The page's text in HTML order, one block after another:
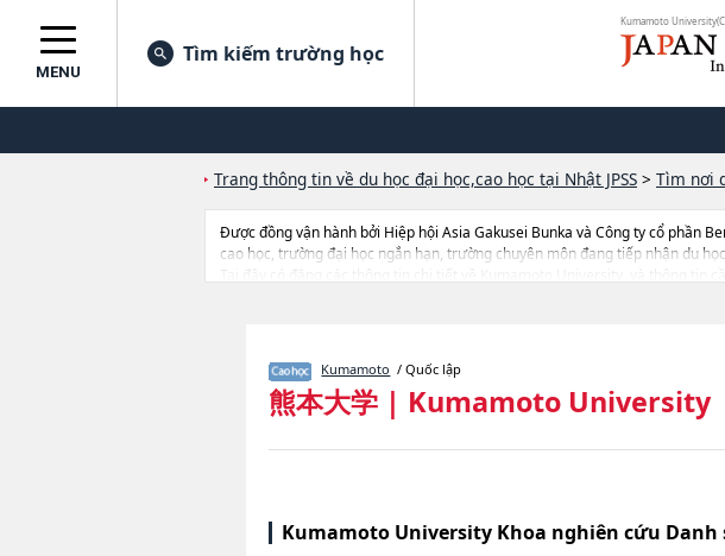
MENU
Tìm kiếm trường học
Trang thông tin về du học đại học,cao học tại Nhật JPSS > Tìm nơi
Được đồng vận hành bởi Hiệp hội Asia Gakusei Bunka và Công ty cổ phần
cao học, trường đại học ngắn hạn, trường chuyên môn đang tiếp nhận du
Tại đây có đăng các thông tin chi tiết về Kumamoto University, và thông tin
Kumamoto / Quốc lập
熊本大学 | Kumamoto University
Kumamoto University Khoa nghiên cứu Danh